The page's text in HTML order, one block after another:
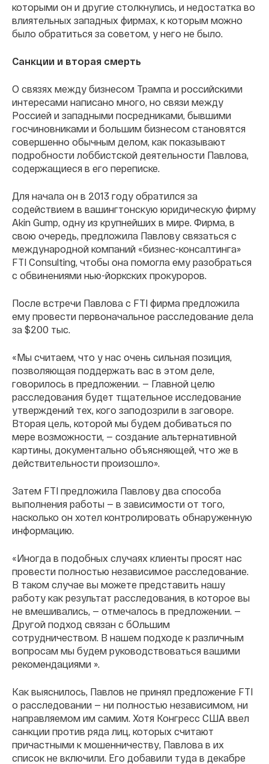
которыми он и другие столкнулись, и недостатка во
влиятельных западных фирмах, к которым можно
было обратиться за советом, у него не было.
Санкции и вторая смерть
О связях между бизнесом Трампа и российскими
интересами написано много, но связи между
Россией и западными посредниками, бывшими
госчиновниками и большим бизнесом становятся
совершенно обычным делом, как показывают
подробности лоббистской деятельности Павлова,
содержащиеся в его переписке.
Для начала он в 2013 году обратился за
содействием в вашингтонскую юридическую фирму
Akin Gump, одну из крупнейших в мире. Фирма, в
свою очередь, предложила Павлову связаться с
международной компаний «бизнес-консалтинга»
FTI Consulting, чтобы она помогла ему разобраться
с обвинениями нью-йоркских прокуроров.
После встречи Павлова с FTI фирма предложила
ему провести первоначальное расследование дела
за $200 тыс.
«Мы считаем, что у нас очень сильная позиция,
позволяющая поддержать вас в этом деле,
говорилось в предложении. — Главной целю
расследования будет тщательное исследование
утверждений тех, кого заподозрили в заговоре.
Вторая цель, которой мы будем добиваться по
мере возможности, — создание альтернативной
картины, документально объясняющей, что же в
действительности произошло».
Затем FTI предложила Павлову два способа
выполнения работы — в зависимости от того,
насколько он хотел контролировать обнаруженную
информацию.
«Иногда в подобных случаях клиенты просят нас
провести полностью независимое расследование.
В таком случае вы можете представить нашу
работу как результат расследования, в которое вы
не вмешивались, — отмечалось в предложении. —
Другой подход связан с бОльшим
сотрудничеством. В нашем подходе к различным
вопросам мы будем руководствоваться вашими
рекомендациями ».
Как выяснилось, Павлов не принял предложение FTI
о расследовании — ни полностью независимом, ни
направляемом им самим. Хотя Конгресс США ввел
санкции против ряда лиц, которых считают
причастными к мошенничеству, Павлова в их
список не включили. Его добавили туда в декабре